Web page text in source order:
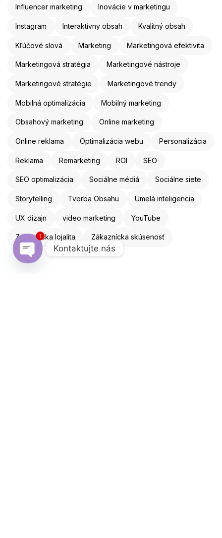
Influencer marketing Inovácie v marketingu
Instagram Interaktívny obsah Kvalitný obsah
Kľúčové slová Marketing Marketingová efektivita
Marketingová stratégia Marketingové nástroje
Marketingové stratégie Marketingové trendy
Mobilná optimalizácia Mobilný marketing
Obsahový marketing Online marketing
Online reklama Optimalizácia webu Personalizácia
Reklama Remarketing ROI SEO
SEO optimalizácia Sociálne médiá Sociálne siete
Storytelling Tvorba Obsahu Umelá inteligencia
UX dizajn video marketing YouTube
Zákaznícka lojalita Zákaznícka skúsenosť
Kontaktujte nás
1